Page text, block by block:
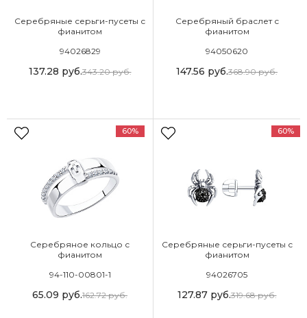
Серебряные серьги-пусеты с
фианитом
94026829
137.28 руб.343.20руб.
Серебряный браслет с
фианитом
94050620
147.56 руб.368.90руб.
60%
Серебряное кольцо с
фианитом
94-110-00801-1
65.09 руб.162.72руб.
60%
Серебряные серьги-пусеты с
фианитом
94026705
127.87 руб.319.68руб.